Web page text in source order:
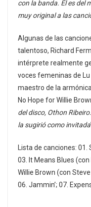
con la banda. Él es del
muy original a las
Algunas de las
talentoso, Richard
intérprete realmente
voces femeninas de Lu
maestro de la armónica
No Hope for Willie
del disco, Othon
la sugirió como invitada
Lista de canciones:
03. It Means Blues (con
Willie Brown (con Steve
06. Jammin’; 07.